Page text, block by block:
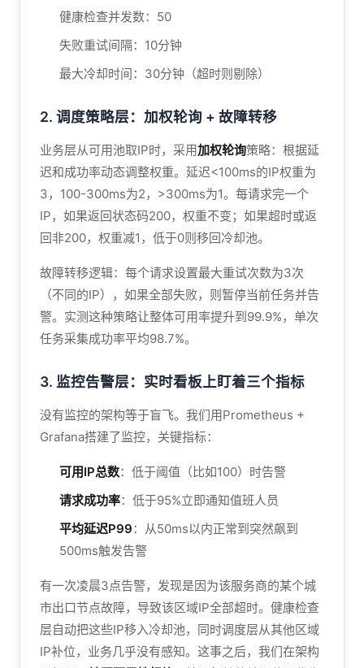
健康检查并发数：50
失败重试间隔：10分钟
最大冷却时间：30分钟（超时则剔除）
2. 调度策略层：加权轮询 + 故障转移
业务层从可用池取IP时，采用加权轮询策略：根据延
迟和成功率动态调整权重。延迟<100ms的IP权重为
3，100-300ms为2，>300ms为1。每请求完一个
IP，如果返回状态码200，权重不变；如果超时或返
回非200，权重减1，低于0则移回冷却池。
故障转移逻辑：每个请求设置最大重试次数为3次
（不同的IP），如果全部失败，则暂停当前任务并告
警。实测这种策略让整体可用率提升到99.9%，单次
任务采集成功率平均98.7%。
3. 监控告警层：实时看板上盯着三个指标
没有监控的架构等于盲飞。我们用Prometheus +
Grafana搭建了监控，关键指标：
可用IP总数：低于阈值（比如100）时告警
请求成功率：低于95%立即通知值班人员
平均延迟P99：从50ms以内正常到突然飙到
500ms触发告警
有一次凌晨3点告警，发现是因为该服务商的某个城
市出口节点故障，导致该区域IP全部超时。健康检查
层自动把这些IP移入冷却池，同时调度层从其他区域
IP补位，业务几乎没有感知。这事之后，我们在架构